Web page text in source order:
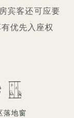
宾客还可应要
优先入座权
落地窗